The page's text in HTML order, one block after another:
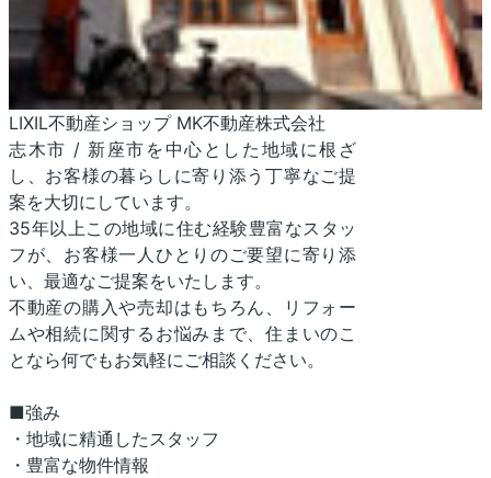
LIXIL不動産ショップ MK不動産株式会社
志木市 / 新座市を中心とした地域に根ざ
し、お客様の暮らしに寄り添う丁寧なご提
案を大切にしています。
35年以上この地域に住む経験豊富なスタッ
フが、お客様一人ひとりのご要望に寄り添
い、最適なご提案をいたします。
不動産の購入や売却はもちろん、リフォー
ムや相続に関するお悩みまで、住まいのこ
となら何でもお気軽にご相談ください。
■強み
・地域に精通したスタッフ
・豊富な物件情報